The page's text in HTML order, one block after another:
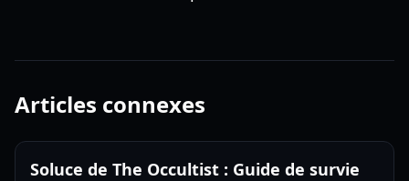
Articles connexes
Soluce de The Occultist : Guide de survie